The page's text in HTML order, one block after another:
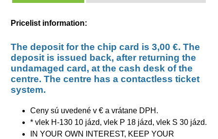
Pricelist information:
The deposit for the chip card is 3,00 €. The
deposit is issued back, after returning the
undamaged card, at the cash desk of the
centre. The centre has a contactless ticket
system.
Ceny sú uvedené v € a vrátane DPH.
* vlek H-130 10 jázd, vlek P 18 jázd, vlek S 30 jázd.
IN YOUR OWN INTEREST, KEEP YOUR